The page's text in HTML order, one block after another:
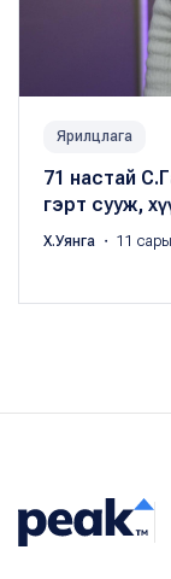
Ярилцлага
71 настай
гэрт сууж,
Х.Уянга ・ 11